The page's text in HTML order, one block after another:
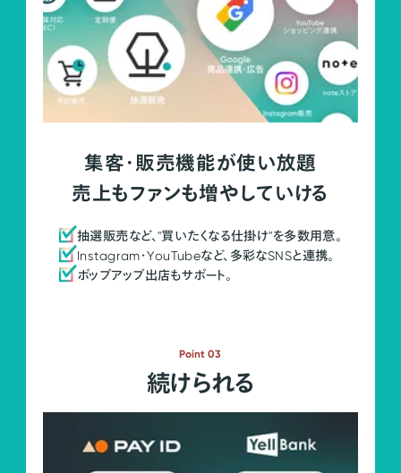
集客・販売機能が使い放題
売上もファンも増やしていける
抽選販売など、"買いたくなる仕掛け"を多数用意。
Instagram・YouTubeなど、多彩なSNSと連携。
ポップアップ出店もサポート。
Point 03
続けられる